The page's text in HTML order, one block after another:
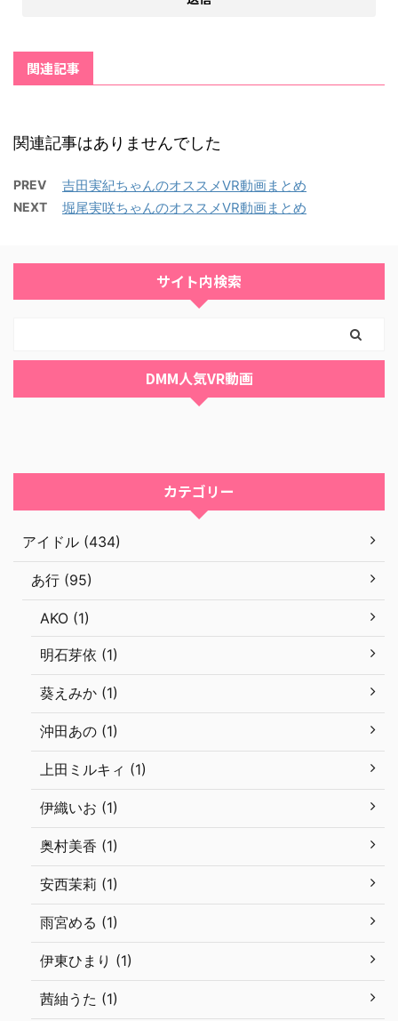
関連記事
関連記事はありませんでした
PREV 吉田実紀ちゃんのオススメVR動画まとめ
NEXT 堀尾実咲ちゃんのオススメVR動画まとめ
サイト内検索
DMM人気VR動画
カテゴリー
アイドル (434)
あ行 (95)
AKO (1)
明石芽依 (1)
葵えみか (1)
沖田あの (1)
上田ミルキィ (1)
伊織いお (1)
奥村美香 (1)
安西茉莉 (1)
雨宮める (1)
伊東ひまり (1)
茜紬うた (1)